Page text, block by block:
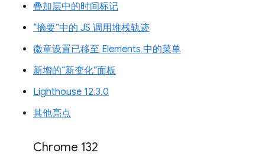
叠加层中的时间标记
“摘要”中的 JS 调用堆栈轨迹
徽章设置已移至 Elements 中的菜单
新增的“新变化”面板
Lighthouse 12.3.0
其他亮点
Chrome 132